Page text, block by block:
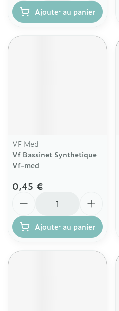
Ajouter au panier
VF Med
Vf Bassinet Synthetique
Vf-med
0,45 €
Ajouter au panier